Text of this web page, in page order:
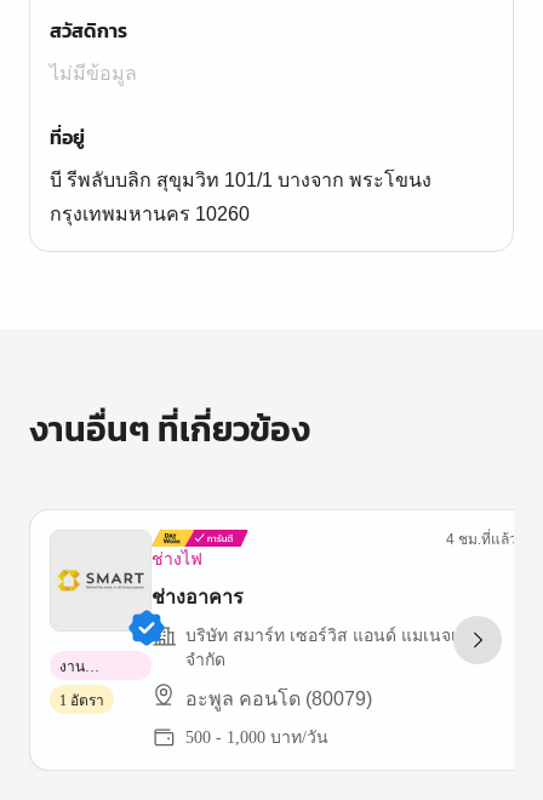
สวัสดิการ
ไม่มีข้อมูล
ที่อยู่
บี รีพลับบลิก สุขุมวิท 101/1 บางจาก พระโขนง
กรุงเทพมหานคร 10260
งานอื่นๆ ที่เกี่ยวข้อง
ช่างไฟ
4 ชม.ที่แล้ว
ช่างอาคาร
บริษัท สมาร์ท เซอร์วิส แอนด์ แมเนจเม้นท์
จำกัด
อะพูล คอนโด (80079)
500 - 1,000 บาท/วัน
งาน
พาร์ทไทม์
1 อัตรา